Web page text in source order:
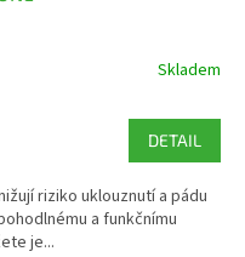
Skladem
DETAIL
riziko uklouznutí a pádu
a funkčnímu
je...